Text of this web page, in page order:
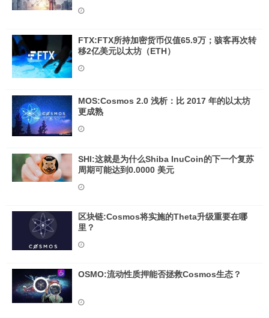
FTX:FTX所持加密货币仅值65.9万；骇客再次转
移2亿美元以太坊（ETH）
MOS:Cosmos 2.0 浅析：比 2017 年的以太坊
更成熟
SHI:这就是为什么Shiba InuCoin的下一个复苏
周期可能达到0.0000 美元
区块链:Cosmos将实施的Theta升级重要在哪
里？
OSMO:流动性质押能否拯救Cosmos生态？